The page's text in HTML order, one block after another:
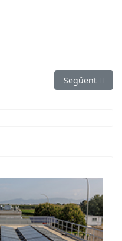
gran receptora de fluxos
Article
Següent